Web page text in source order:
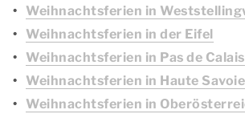
Weihnachtsferien in
Weihnachtsferien in der Eifel
Weihnachtsferien in Pas de Calais
Weihnachtsferien in Haute Savoie
Weihnachtsferien in